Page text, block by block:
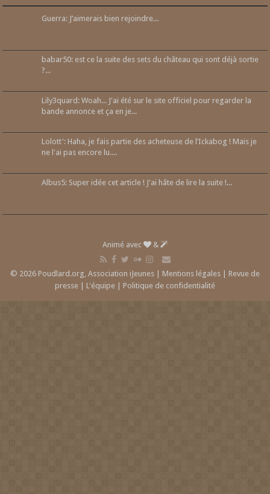
Guerra: J’aimerais bien rejoindre...
babar50: est ce la suite des sets du château qui sont déjà sortie
?...
Lily3quard: Woah... J'ai été sur le site officiel pour regarder la
bande annonce et ça en je...
Lolott': Haha, je fais partie des acheteuse de l’Ickabog ! Mais je
ne l'ai pas encore lu....
Albus5: Super idée cet article ! J'ai hâte de lire la suite !...
Animé avec &
© 2026 Poudlard.org, Association iJeunes | Mentions légales | Revue de
presse | L'équipe | Politique de confidentialité